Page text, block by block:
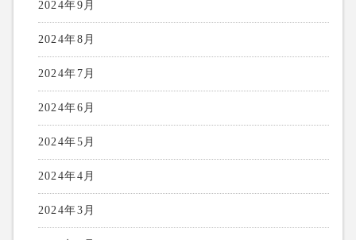
2024年9月
2024年8月
2024年7月
2024年6月
2024年5月
2024年4月
2024年3月